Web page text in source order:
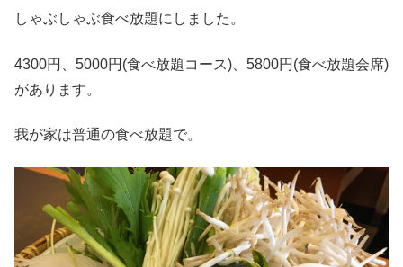
しゃぶしゃぶ食べ放題にしました。
4300円、5000円(食べ放題コース)、5800円(食べ放題会席)
があります。
我が家は普通の食べ放題で。